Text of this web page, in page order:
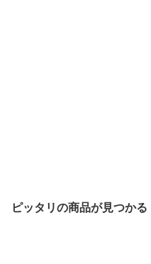
ピッタリの商品が見つかる